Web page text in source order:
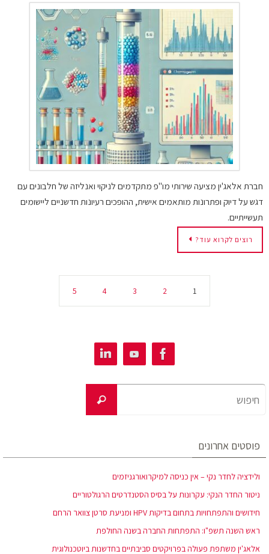
חברת אלאג'ין מציעה שירותי מו"פ מתקדמים לניקוי ואנליזה של חלבונים עם
דגש על דיוק ופתרונות מותאמים אישית, ההופכים רעיונות חדשניים ליישומים
תעשייתיים.
רוצים לקרוא עוד?
1
2
3
4
5
פוסטים אחרונים
ולידציה לחדר נקי – אין כניסה למיקרואורגניזמים
ניטור החדר הנקי: עקרונות על בסיס הסטנדרטים הרגולטוריים
חידושים והתפתחויות בתחום בדיקות HPV ומניעת סרטן צוואר הרחם
ראש השנה תשפ"ו: התפתחות החברה בשנה החולפת
אלאג'ין משתפת פעולה בפרויקטים סביבתיים בחדשנות ביוטכנולוגית